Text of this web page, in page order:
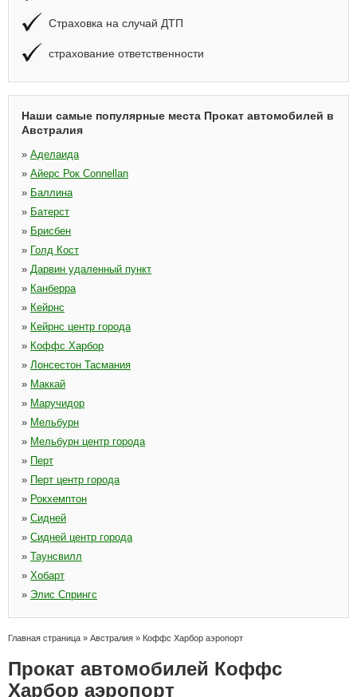
Страховка на случай ДТП
страхование ответственности
Наши самые популярные места Прокат автомобилей в
Австралия
» Аделаида
» Айерс Рок Connellan
» Баллина
» Батерст
» Брисбен
» Голд Кост
» Дарвин удаленный пункт
» Канберра
» Кейрнс
» Кейрнс центр города
» Коффс Харбор
» Лонсестон Тасмания
» Маккай
» Маручидор
» Мельбурн
» Мельбурн центр города
» Перт
» Перт центр города
» Рокхемптон
» Сидней
» Сидней центр города
» Таунсвилл
» Хобарт
» Элис Спрингс
Главная страница » Австралия » Коффс Харбор аэропорт
Прокат автомобилей Коффс
Харбор аэропорт